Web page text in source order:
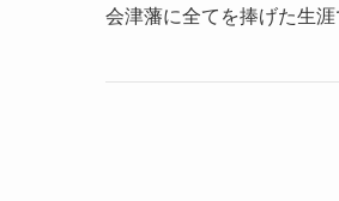
会津藩に全てを捧げた生